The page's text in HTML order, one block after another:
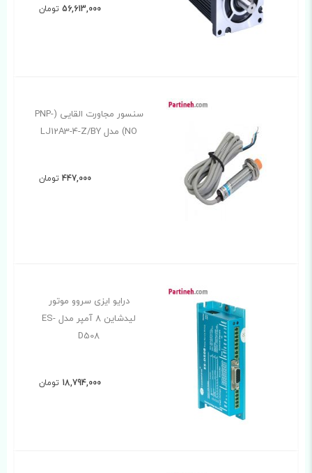
56,613,000 تومان
سنسور مجاورت القايی (PNP-
NO) مدل LJ12A3-4-Z/BY
447,000 تومان
درایو ایزی سروو موتور
لیدشاین 8 آمپر مدل ES-
D508
18,794,000 تومان